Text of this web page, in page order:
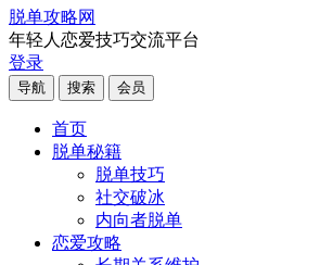
脱单攻略网
年轻人恋爱技巧交流平台
登录
导航 搜索 会员
首页
脱单秘籍
脱单技巧
社交破冰
内向者脱单
恋爱攻略